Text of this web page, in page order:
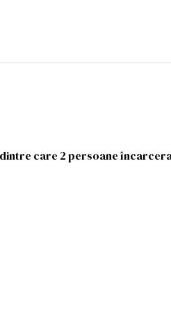
dintre care 2 persoane